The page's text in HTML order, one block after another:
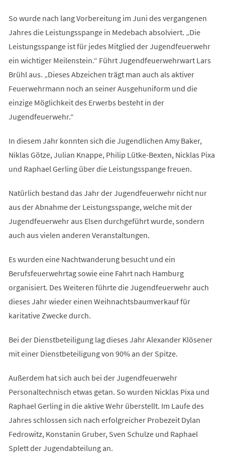
So wurde nach lang Vorbereitung im Juni des vergangenen
Jahres die Leistungsspange in Medebach absolviert. „Die
Leistungsspange ist für jedes Mitglied der Jugendfeuerwehr
ein wichtiger Meilenstein.“ Führt Jugendfeuerwehrwart Lars
Brühl aus. „Dieses Abzeichen trägt man auch als aktiver
Feuerwehrmann noch an seiner Ausgehuniform und die
einzige Möglichkeit des Erwerbs besteht in der
Jugendfeuerwehr.“
In diesem Jahr konnten sich die Jugendlichen Amy Baker,
Niklas Götze, Julian Knappe, Philip Lütke-Bexten, Nicklas Pixa
und Raphael Gerling über die Leistungsspange freuen.
Natürlich bestand das Jahr der Jugendfeuerwehr nicht nur
aus der Abnahme der Leistungsspange, welche mit der
Jugendfeuerwehr aus Elsen durchgeführt wurde, sondern
auch aus vielen anderen Veranstaltungen.
Es wurden eine Nachtwanderung besucht und ein
Berufsfeuerwehrtag sowie eine Fahrt nach Hamburg
organisiert. Des Weiteren führte die Jugendfeuerwehr auch
dieses Jahr wieder einen Weihnachtsbaumverkauf für
karitative Zwecke durch.
Bei der Dienstbeteiligung lag dieses Jahr Alexander Klösener
mit einer Dienstbeteiligung von 90% an der Spitze.
Außerdem hat sich auch bei der Jugendfeuerwehr
Personaltechnisch etwas getan. So wurden Nicklas Pixa und
Raphael Gerling in die aktive Wehr überstellt. Im Laufe des
Jahres schlossen sich nach erfolgreicher Probezeit Dylan
Fedrowitz, Konstanin Gruber, Sven Schulze und Raphael
Splett der Jugendabteilung an.